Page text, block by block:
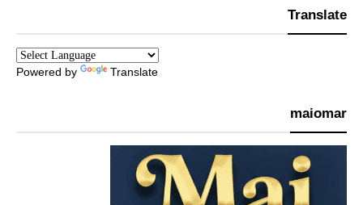
Translate
Powered by Translate
maiomar